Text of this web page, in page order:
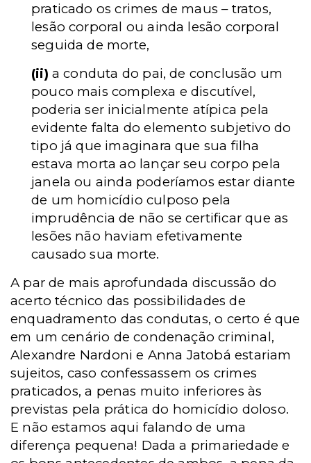
praticado os crimes de maus – tratos,
lesão corporal ou ainda lesão corporal
seguida de morte,
(ii) a conduta do pai, de conclusão um
pouco mais complexa e discutível,
poderia ser inicialmente atípica pela
evidente falta do elemento subjetivo do
tipo já que imaginara que sua filha
estava morta ao lançar seu corpo pela
janela ou ainda poderíamos estar diante
de um homicídio culposo pela
imprudência de não se certificar que as
lesões não haviam efetivamente
causado sua morte.
A par de mais aprofundada discussão do
acerto técnico das possibilidades de
enquadramento das condutas, o certo é que
em um cenário de condenação criminal,
Alexandre Nardoni e Anna Jatobá estariam
sujeitos, caso confessassem os crimes
praticados, a penas muito inferiores às
previstas pela prática do homicídio doloso.
E não estamos aqui falando de uma
diferença pequena! Dada a primariedade e